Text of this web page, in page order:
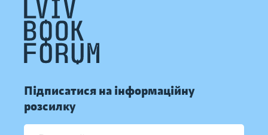
Підписатися на інформаційну
розсилку